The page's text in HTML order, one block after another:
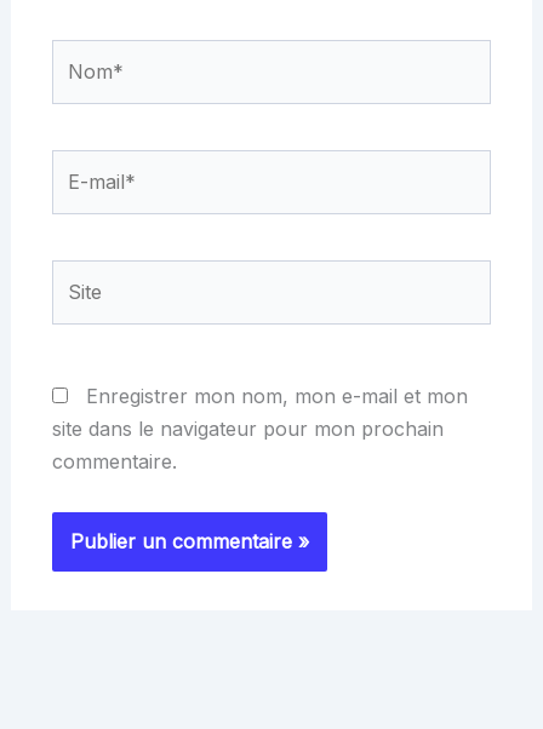
mail*
Enregistrer mon nom, mon e-mail et mon
site dans le navigateur pour mon prochain
commentaire.